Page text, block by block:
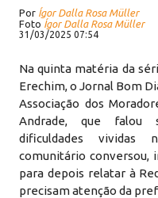
Por Ígor Dalla Rosa Müller
Foto Ígor Dalla Rosa Müller
31/03/2025 07:54
Na quinta matéria da
Erechim, o Jornal Bom
Associação dos
Andrade, que falou
dificuldades vividas
comunitário conversou,
para depois relatar à
precisam atenção da